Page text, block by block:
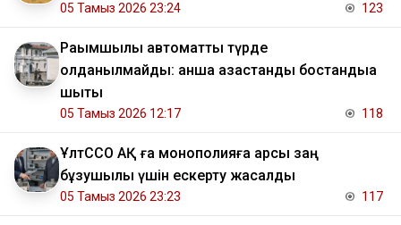
05 Тамыз 2026 23:24 123
Рақымшылық автоматты түрде
қолданылмайды: қанша қазақстандық бостандыққа
шықты
05 Тамыз 2026 12:17 118
ҰлтССО АҚ ға монополияға қарсы заң
бұзушылық үшін ескерту жасалды
05 Тамыз 2026 23:23 117